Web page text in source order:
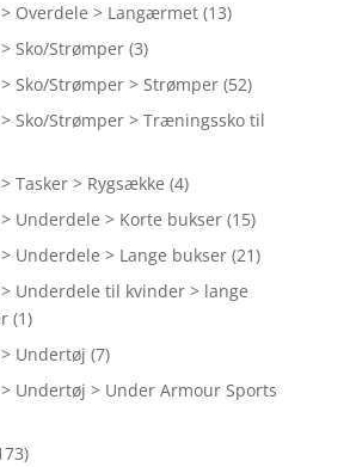
Overdele > Langærmet (13)
Sko/Strømper (3)
Sko/Strømper > Strømper (52)
Sko/Strømper > Træningssko til
Tasker > Rygsække (4)
Underdele > Korte bukser (15)
Underdele > Lange bukser (21)
Underdele til kvinder > lange
(1)
Undertøj (7)
Undertøj > Under Armour Sports